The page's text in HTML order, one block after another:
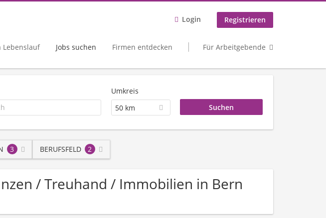
Login Registrieren
Lebenslauf Jobs suchen Firmen entdecken Für Arbeitgebende
Umkreis
50 km
3 BERUFSFELD 2
/ Treuhand / Immobilien in Bern